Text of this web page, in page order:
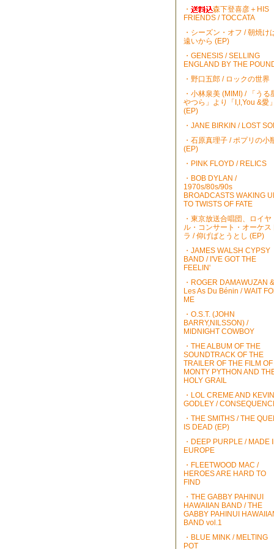
・
森下登喜彦＋HIS
FRIENDS / TOCCATA
・シーズン・オフ / 朝焼け
遠いから (EP)
・GENESIS / SELLING
ENGLAND BY THE
・野口五郎 / ロックの世界
・小林泉美 (MIMI) / 「うる
やつら」より「I,I,You &愛」
(EP)
・JANE BIRKIN / LOST
・石原真理子 / ポプリの小
(EP)
・PINK FLOYD / RELICS
・BOB DYLAN /
1970s/80s/90s
BROADCASTS WAKING
TO TWISTS OF FATE
・東京放送合唱団、ロイヤ
ル・コンサート・オーケス
ラ / 仰げばとうとし (EP)
・JAMES WALSH CYPSY
BAND / I'VE GOT THE
FEELIN'
・ROGER DAMAWUZAN &
Les As Du Bénin / WAIT
ME
・O.S.T. (JOHN
BARRY,NILSSON) /
MIDNIGHT COWBOY
・THE ALBUM OF THE
SOUNDTRACK OF THE
TRAILER OF THE FILM OF
MONTY PYTHON AND
HOLY GRAIL
・LOL CREME AND KEVIN
GODLEY /
・THE SMITHS / THE
IS DEAD (EP)
・DEEP PURPLE / MADE
EUROPE
・FLEETWOOD MAC /
HEROES ARE HARD TO
FIND
・THE GABBY PAHINUI
HAWAIIAN BAND / THE
GABBY PAHINUI
BAND vol.1
・BLUE MINK / MELTING
POT